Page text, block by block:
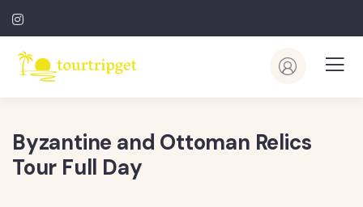
Byzantine and Ottoman Relics
Tour Full Day